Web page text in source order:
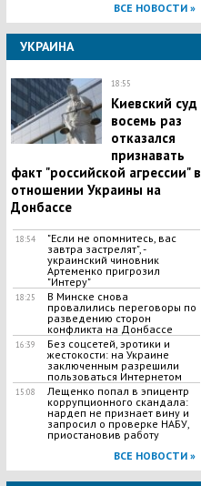
ВСЕ НОВОСТИ »
УКРАИНА
18:55
Киевский суд
восемь раз
отказался
признавать
факт "российской агрессии" в
отношении Украины на
Донбассе
18:54
"Если не опомнитесь, вас
завтра застрелят", -
украинский чиновник
Артеменко пригрозил
"Интеру"
18:25
В Минске снова
провалились переговоры по
разведению сторон
конфликта на Донбассе
16:39
Без соцсетей, эротики и
жестокости: на Украине
заключенным разрешили
пользоваться Интернетом
15:08
Лещенко попал в эпицентр
коррупционного скандала:
нардеп не признает вину и
запросил о проверке НАБУ,
приостановив работу
ВСЕ НОВОСТИ »